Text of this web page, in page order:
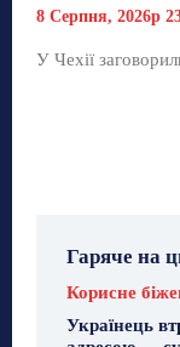
8 Серпня, 2026р
У Чехії
Гаряче на
Корисне
Українець